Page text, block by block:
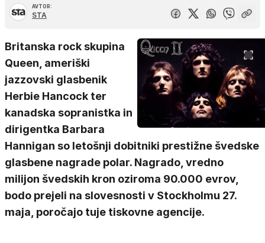
AVTOR:
STA
Britanska rock skupina
Queen, ameriški
jazzovski glasbenik
Herbie Hancock ter
kanadska sopranistka in
dirigentka Barbara
Hannigan so letošnji dobitniki prestižne švedske
glasbene nagrade polar. Nagrado, vredno
milijon švedskih kron oziroma 90.000 evrov,
bodo prejeli na slovesnosti v Stockholmu 27.
maja, poročajo tuje tiskovne agencije.